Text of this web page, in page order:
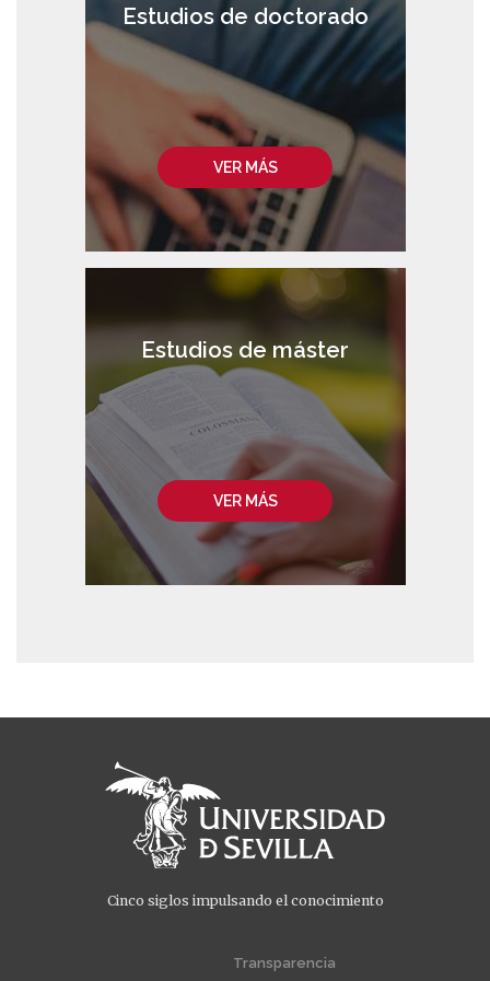
VER MÁS
Estudios de doctorado
VER MÁS
Estudios de máster
Cinco siglos impulsando el conocimiento
Transparencia